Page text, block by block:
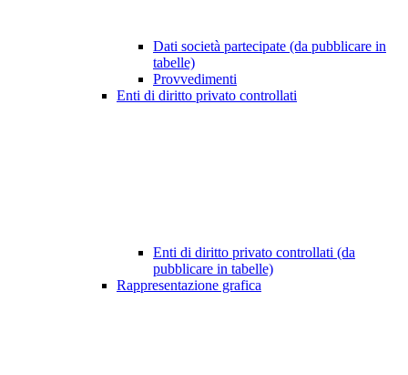
Dati società partecipate (da pubblicare in
tabelle)
Provvedimenti
Enti di diritto privato controllati
Enti di diritto privato controllati (da
pubblicare in tabelle)
Rappresentazione grafica